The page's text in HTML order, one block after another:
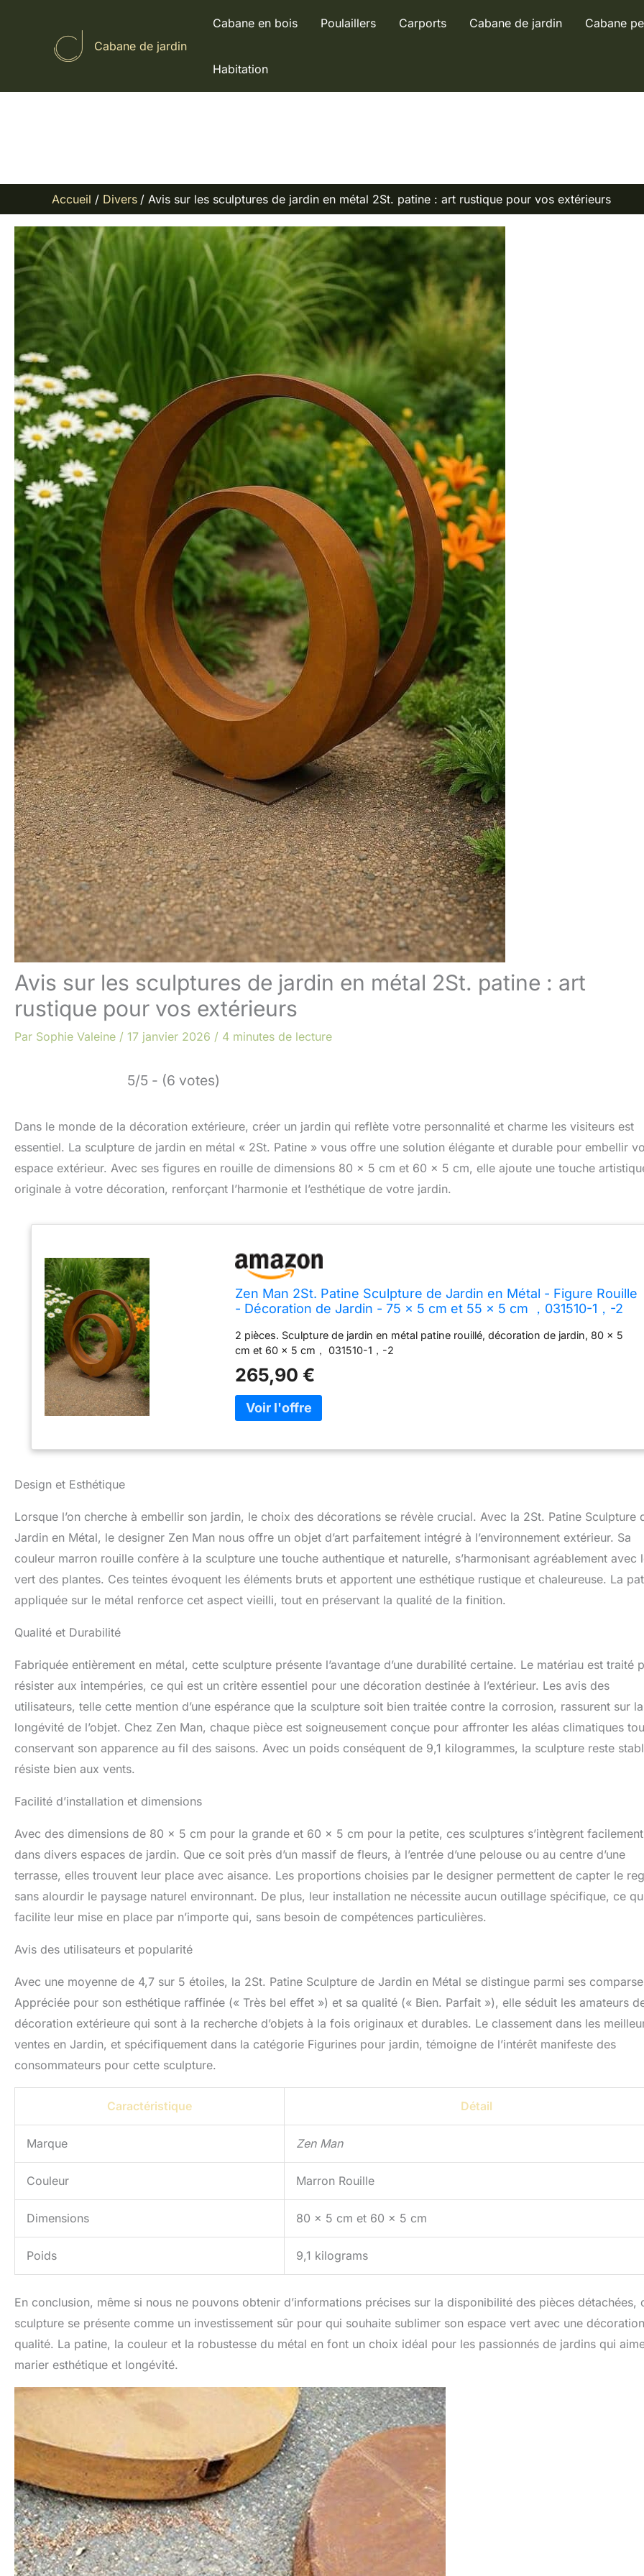
Cabane de jardin
Cabane en bois Poulaillers Carports Cabane de jardin Cabane
Habitation
Accueil Divers Avis sur les sculptures de jardin en métal 2St. patine : art rustique pour vos extérieurs
Avis sur les sculptures de jardin en métal 2St. patine : art
rustique pour vos extérieurs
Par Sophie Valeine / 17 janvier 2026 / 4 minutes de lecture
5/5 - (6 votes)
Dans le monde de la décoration extérieure, créer un jardin qui reflète votre personnalité et charme les visiteurs est
essentiel. La sculpture de jardin en métal « 2St. Patine » vous offre une solution élégante et durable pour embellir
espace extérieur. Avec ses figures en rouille de dimensions 80 x 5 cm et 60 x 5 cm, elle ajoute une touche
originale à votre décoration, renforçant l’harmonie et l’esthétique de votre jardin.
Zen Man 2St. Patine Sculpture de Jardin en Métal - Figure Rouille
- Décoration de Jardin - 75 x 5 cm et 55 x 5 cm ，031510-1，-2
2 pièces. Sculpture de jardin en métal patine rouillé, décoration de jardin, 80 x 5
cm et 60 x 5 cm， 031510-1，-2
265,90 €
Design et Esthétique
Lorsque l’on cherche à embellir son jardin, le choix des décorations se révèle crucial. Avec la 2St. Patine Sculpture
Jardin en Métal, le designer Zen Man nous offre un objet d’art parfaitement intégré à l’environnement extérieur. Sa
couleur marron rouille confère à la sculpture une touche authentique et naturelle, s’harmonisant agréablement avec
vert des plantes. Ces teintes évoquent les éléments bruts et apportent une esthétique rustique et chaleureuse. La
appliquée sur le métal renforce cet aspect vieilli, tout en préservant la qualité de la finition.
Qualité et Durabilité
Fabriquée entièrement en métal, cette sculpture présente l’avantage d’une durabilité certaine. Le matériau est traité
résister aux intempéries, ce qui est un critère essentiel pour une décoration destinée à l’extérieur. Les avis des
utilisateurs, telle cette mention d’une espérance que la sculpture soit bien traitée contre la corrosion, rassurent sur la
longévité de l’objet. Chez Zen Man, chaque pièce est soigneusement conçue pour affronter les aléas climatiques
conservant son apparence au fil des saisons. Avec un poids conséquent de 9,1 kilogrammes, la sculpture reste
résiste bien aux vents.
Facilité d’installation et dimensions
Avec des dimensions de 80 x 5 cm pour la grande et 60 x 5 cm pour la petite, ces sculptures s’intègrent facilement
dans divers espaces de jardin. Que ce soit près d’un massif de fleurs, à l’entrée d’une pelouse ou au centre d’une
terrasse, elles trouvent leur place avec aisance. Les proportions choisies par le designer permettent de capter le
sans alourdir le paysage naturel environnant. De plus, leur installation ne nécessite aucun outillage spécifique, ce
facilite leur mise en place par n’importe qui, sans besoin de compétences particulières.
Avis des utilisateurs et popularité
Avec une moyenne de 4,7 sur 5 étoiles, la 2St. Patine Sculpture de Jardin en Métal se distingue parmi ses
Appréciée pour son esthétique raffinée (« Très bel effet ») et sa qualité (« Bien. Parfait »), elle séduit les amateurs
décoration extérieure qui sont à la recherche d’objets à la fois originaux et durables. Le classement dans les
ventes en Jardin, et spécifiquement dans la catégorie Figurines pour jardin, témoigne de l’intérêt manifeste des
consommateurs pour cette sculpture.
Caractéristique Détail
Marque Zen Man
Couleur Marron Rouille
Dimensions 80 x 5 cm et 60 x 5 cm
Poids 9,1 kilograms
En conclusion, même si nous ne pouvons obtenir d’informations précises sur la disponibilité des pièces détachées,
sculpture se présente comme un investissement sûr pour qui souhaite sublimer son espace vert avec une
qualité. La patine, la couleur et la robustesse du métal en font un choix idéal pour les passionnés de jardins qui
marier esthétique et longévité.